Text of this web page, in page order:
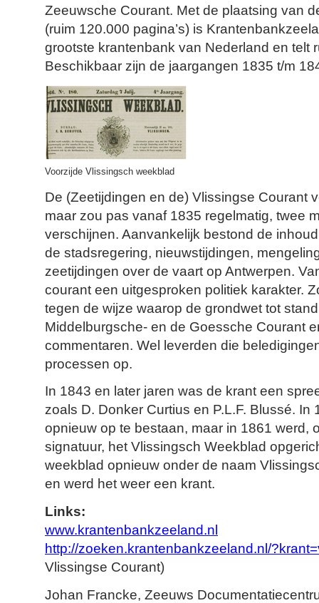
Zeeuwsche Courant. Met de plaatsing van
(ruim 120.000 pagina’s) is
grootste krantenbank van Nederland en telt
Beschikbaar zijn de jaargangen 1835 t/m
Voorzijde Vlissingsch weekblad
De (Zeetijdingen en de) Vlissingse Courant
maar zou pas vanaf 1835 regelmatig, twee
verschijnen. Aanvankelijk bestond de
de stadsregering, nieuwstijdingen,
zeetijdingen over de vaart op Antwerpen.
courant een uitgesproken politiek karakter.
tegen de wijze waarop de grondwet tot
Middelburgsche- en de Goessche Courant
commentaren. Wel leverden die
processen op.
In 1843 en later jaren was de krant een
zoals D. Donker Curtius en P.L.F. Blussé. In
opnieuw op te bestaan, maar in 1861 werd,
signatuur, het Vlissingsch Weekblad
weekblad opnieuw onder de naam
en werd het weer een krant.
Links:
www.krantenbankzeeland.nl
http://zoeken.krantenbankzeeland.nl/
Vlissingse Courant)
Johan Francke, Zeeuws